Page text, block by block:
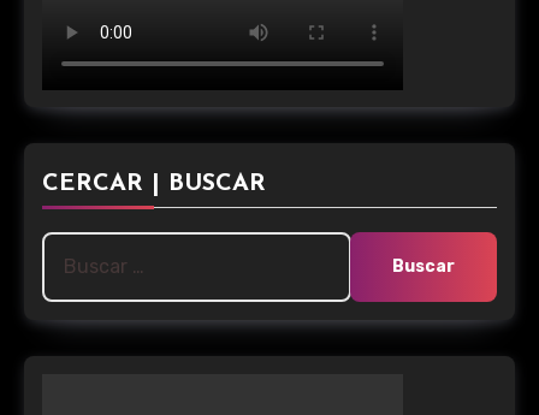
CERCAR | BUSCAR
Buscar: